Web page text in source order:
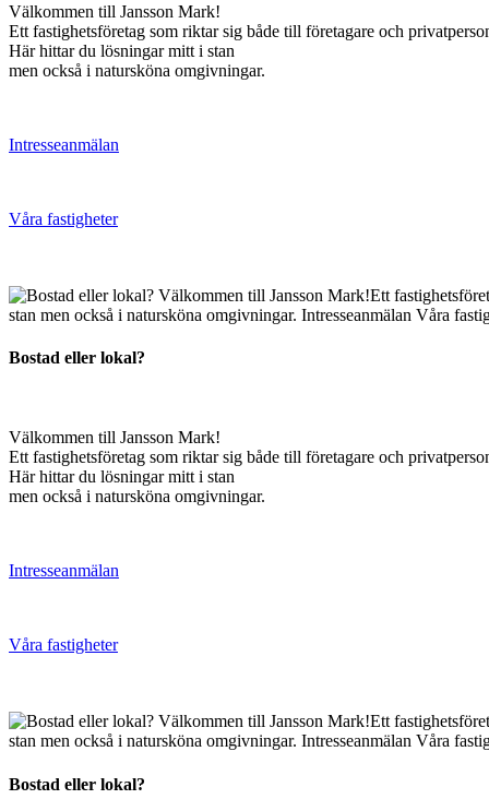
Välkommen till Jansson Mark!
Ett fastighetsföretag som riktar sig både till företagare och
Här hittar du lösningar mitt i stan
men också i natursköna omgivningar.
Intresseanmälan
Våra fastigheter
Bostad eller lokal?
Välkommen till Jansson Mark!
Ett fastighetsföretag som riktar sig både till företagare och
Här hittar du lösningar mitt i stan
men också i natursköna omgivningar.
Intresseanmälan
Våra fastigheter
Bostad eller lokal?